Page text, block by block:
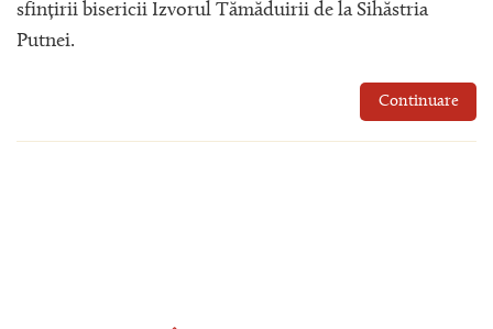
sfințirii bisericii Izvorul Tămăduirii de la Sihăstria
Putnei.
Continuare